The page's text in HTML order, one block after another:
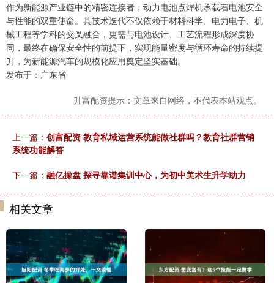
作为新能源产业链中的精密连接者，动力电池点焊机承载着电池安全
与性能的双重使命。其技术迭代不仅依赖于材料科学、电力电子、机
械工程等学科的交叉融合，更需与电池设计、工艺流程形成深度协
同，最终在确保安全性的前提下，实现能量密度与循环寿命的持续提
升，为新能源汽车的规模化应用奠定坚实基础。
发布于：广东省
升富配资提示：文章来自网络，不代表本站观点。
上一篇： 创富配资 教育私域运营系统能做社群吗？教育社群营销
系统功能解答
下一篇： 融亿操盘 探寻靠谱集训中心，为初中美术生升学助力
相关文章